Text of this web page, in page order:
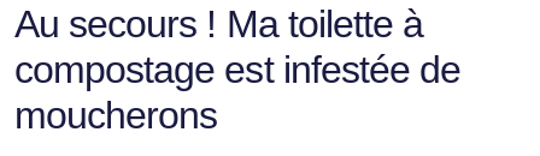
Au secours ! Ma toilette à
compostage est infestée de
moucherons